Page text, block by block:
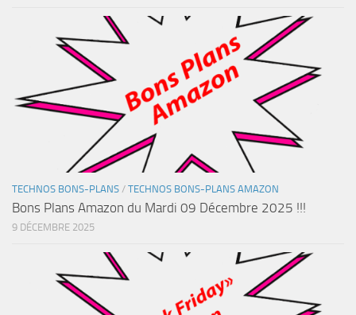
TECHNOS BONS-PLANS / TECHNOS BONS-PLANS AMAZON
Bons Plans Amazon du Mardi 09 Décembre 2025 !!!
9 DÉCEMBRE 2025